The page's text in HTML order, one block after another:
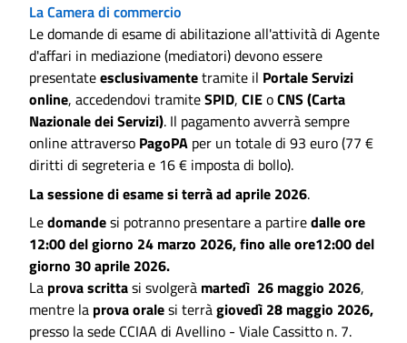
La Camera di commercio
Le domande di esame di abilitazione all'attività di Agente
d'affari in mediazione (mediatori) devono essere
presentateesclusivamentetramite il Portale Servizi
online, accedendovi tramiteSPID, CIEoCNS (Carta
Nazionale dei Servizi). Il pagamento avverrà sempre
online attraverso PagoPA per un totale di 93 euro (77 €
diritti di segreteria e 16 € imposta di bollo).
La sessione di esame si terrà ad aprile 2026.
Ledomandesi potranno presentare a partiredalle ore
12:00 del giorno 24 marzo 2026, fino alle ore12:00 del
giorno 30 aprile 2026.
La prova scrittasi svolgerà martedì 26 maggio 2026,
mentre la prova oralesi terràgiovedì 28 maggio 2026,
presso la sede CCIAA di Avellino - Viale Cassitto n. 7.